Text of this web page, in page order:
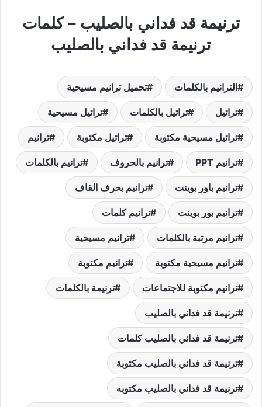
ترنيمة قد فداني بالصليب – كلمات
ترنيمة قد فداني بالصليب
الترانيم بالكلمات تحميل ترانيم مسيحية
تراتيل تراتيل بالكلمات تراتيل مسيحية
تراتيل مسيحية مكتوبة تراتيل مكتوبة ترانيم
ترانيم PPT ترانيم بالحروف ترانيم بالكلمات
ترانيم باور بوينت ترانيم بحرف القاف
ترانيم بور بوينت ترانيم كلمات
ترانيم مرتبة بالكلمات ترانيم مسيحية
ترانيم مسيحية مكتوبة ترانيم مكتوبة
ترانيم مكتوبة للاجتماعات ترنيمة بالكلمات
ترنيمة قد فداني بالصليب
ترنيمة قد فداني بالصليب كلمات
ترنيمة قد فداني بالصليب مكتوبة
ترنيمة قد فداني بالصليب مكتوبه